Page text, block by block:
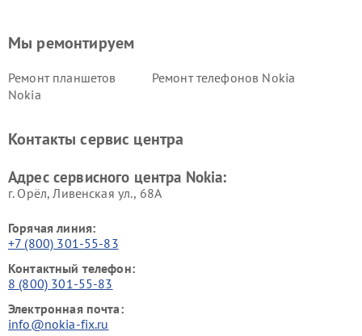
Мы ремонтируем
Ремонт планшетов
Nokia
Ремонт телефонов Nokia
Контакты сервис центра
Адрес сервисного центра Nokia:
г. Орёл, Ливенская ул., 68А
Горячая линия:
+7 (800) 301-55-83
Контактный телефон:
8 (800) 301-55-83
Электронная почта:
info@nokia-fix.ru